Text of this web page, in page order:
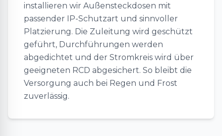
installieren wir Außensteckdosen mit
passender IP-Schutzart und sinnvoller
Platzierung. Die Zuleitung wird geschützt
geführt, Durchführungen werden
abgedichtet und der Stromkreis wird über
geeigneten RCD abgesichert. So bleibt die
Versorgung auch bei Regen und Frost
zuverlässig.